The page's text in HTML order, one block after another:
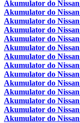
Akumulator do
Akumulator do
Akumulator do
Akumulator do
Akumulator do
Akumulator do
Akumulator do
Akumulator do
Akumulator do
Akumulator do
Akumulator do
Akumulator do
Akumulator do
Akumulator do